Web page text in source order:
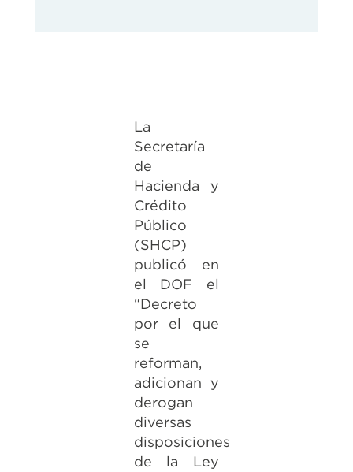
La
Secretaría
de
Hacienda y
Crédito
Público
(SHCP)
publicó en
el DOF el
“Decreto
por el que
se
reforman,
adicionan y
derogan
diversas
disposiciones
de la Ley